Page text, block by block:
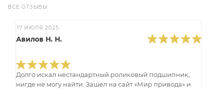
ВСЕ ОТЗЫВЫ
17 ИЮЛЯ 2025
Авилов Н. Н.
Долго искал нестандартный роликовый подшипник,
нигде не могу найти. Зашел на сайт «Мир привода» и